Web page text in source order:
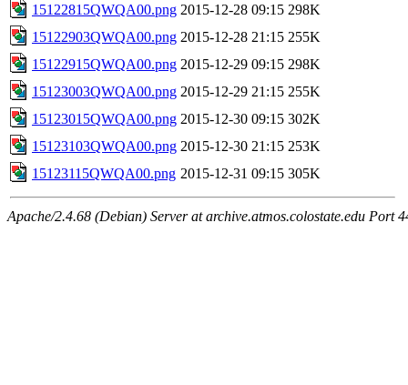
15122815QWQA00.png 2015-12-28 09:15 298K
15122903QWQA00.png 2015-12-28 21:15 255K
15122915QWQA00.png 2015-12-29 09:15 298K
15123003QWQA00.png 2015-12-29 21:15 255K
15123015QWQA00.png 2015-12-30 09:15 302K
15123103QWQA00.png 2015-12-30 21:15 253K
15123115QWQA00.png 2015-12-31 09:15 305K
Apache/2.4.68 (Debian) Server at archive.atmos.colostate.edu Port